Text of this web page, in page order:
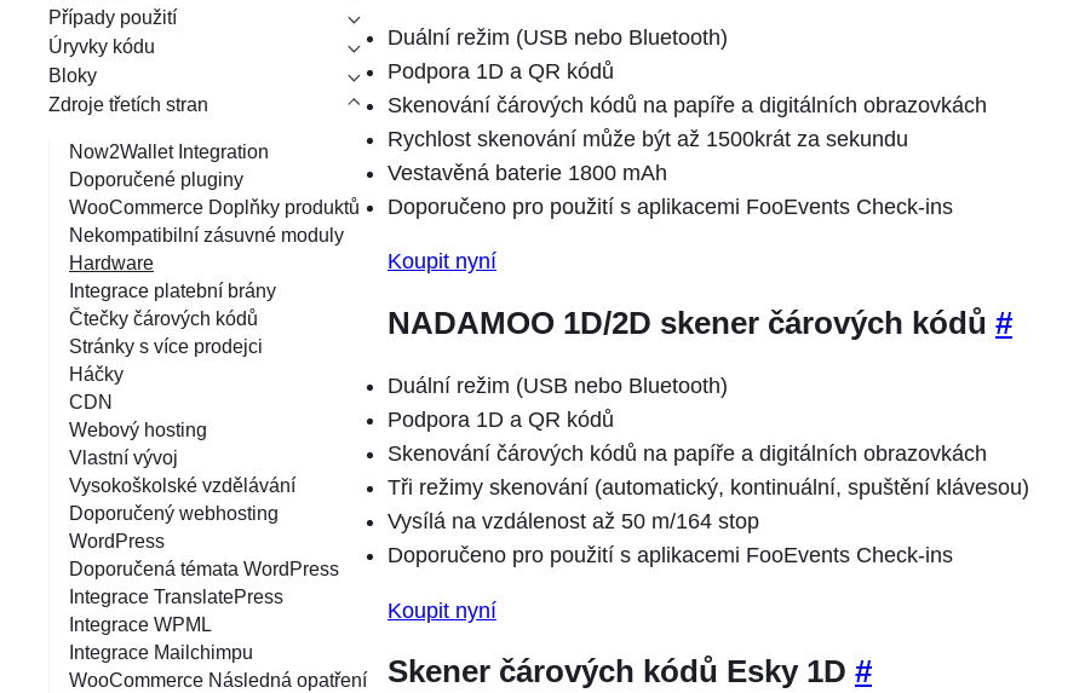
Případy použití
Úryvky kódu
Bloky
Zdroje třetích stran
Now2Wallet Integration
Doporučené pluginy
WooCommerce Doplňky produktů
Nekompatibilní zásuvné moduly
Hardware
Integrace platební brány
Čtečky čárových kódů
Stránky s více prodejci
Háčky
CDN
Webový hosting
Vlastní vývoj
Vysokoškolské vzdělávání
Doporučený webhosting
WordPress
Doporučená témata WordPress
Integrace TranslatePress
Integrace WPML
Integrace Mailchimpu
WooCommerce Následná opatření
Duální režim (USB nebo Bluetooth)
Podpora 1D a QR kódů
Skenování čárových kódů na papíře a digitálních obrazovkách
Rychlost skenování může být až 1500krát za sekundu
Vestavěná baterie 1800 mAh
Doporučeno pro použití s aplikacemi FooEvents Check-ins
Koupit nyní
NADAMOO 1D/2D skener čárových kódů #
Duální režim (USB nebo Bluetooth)
Podpora 1D a QR kódů
Skenování čárových kódů na papíře a digitálních obrazovkách
Tři režimy skenování (automatický, kontinuální, spuštění klávesou)
Vysílá na vzdálenost až 50 m/164 stop
Doporučeno pro použití s aplikacemi FooEvents Check-ins
Koupit nyní
Skener čárových kódů Esky 1D #